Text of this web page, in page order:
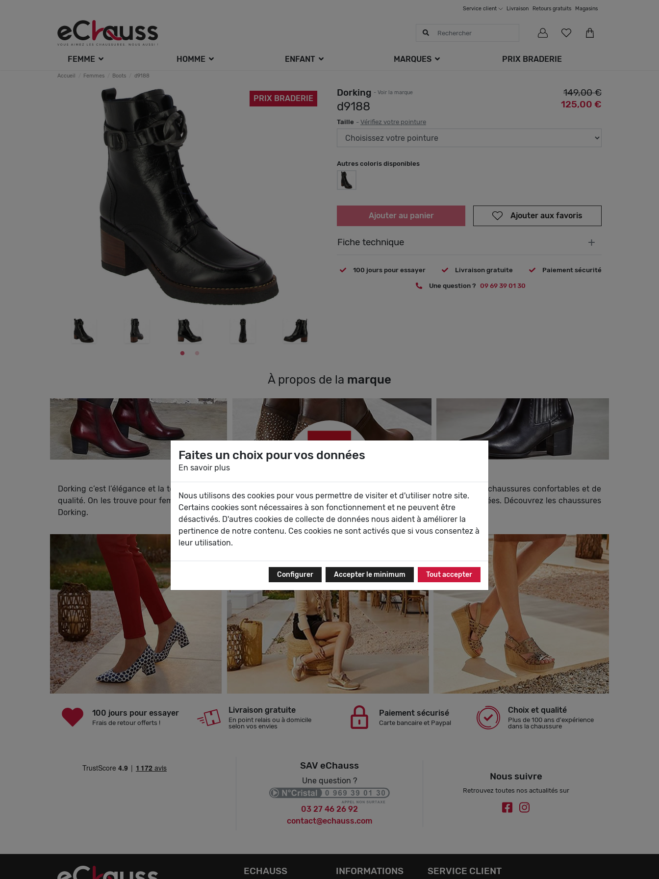
Livraison Retours gratuits Magasins
Service client
FEMME HOMME ENFANT MARQUES PRIX BRADERIE
Accueil Femmes Boots d9188
PRIX BRADERIE
Dorking - Voir la marque
d9188
149,00 €
125,00 €
Taille - Vérifiez votre pointure
Autres coloris disponibles
Ajouter au panier Ajouter aux favoris
Fiche technique +
100 jours pour essayer Livraison gratuite Paiement sécurité
Une question ? 09 69 39 01 30
À propos de la marque
Dorking c’est l’élégance et la tendance européenne combinée avec un véritable savoir-faire dans la conception de chaussures confortables et de
qualité. On les trouve pour femmes et enfant : la marque chausse avec style toutes les générations de filles branchées. Découvrez les chaussures
Dorking.
100 jours pour essayer
Frais de retour offerts !
Livraison gratuite
En point relais ou à domicile
selon vos envies
Paiement sécurisé
Carte bancaire et Paypal
Choix et qualité
Plus de 100 ans d'expérience
dans la chaussure
SAV eChauss
Une question ?
03 27 46 26 92
contact@echauss.com
Nous suivre
Retrouvez toutes nos actualités sur
ECHAUSS INFORMATIONS SERVICE CLIENT
Faites un choix pour vos données
En savoir plus
Nous utilisons des cookies pour vous permettre de visiter et d'utiliser notre site.
Certains cookies sont nécessaires à son fonctionnement et ne peuvent être
désactivés. D'autres cookies de collecte de données nous aident à améliorer la
pertinence de notre contenu. Ces cookies ne sont activés que si vous consentez à
leur utilisation.
Configurer Accepter le minimum Tout accepter